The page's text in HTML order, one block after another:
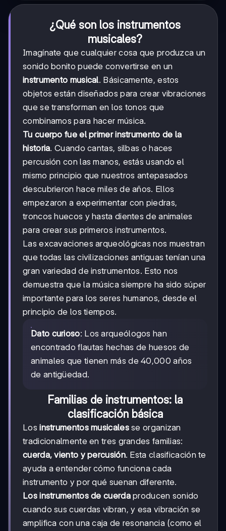
¿Qué son los instrumentos
musicales?
Imagínate que cualquier cosa que produzca un
sonido bonito puede convertirse en un
instrumento musical. Básicamente, estos
objetos están diseñados para crear vibraciones
que se transforman en los tonos que
combinamos para hacer música.
Tu cuerpo fue el primer instrumento de la
historia. Cuando cantas, silbas o haces
percusión con las manos, estás usando el
mismo principio que nuestros antepasados
descubrieron hace miles de años. Ellos
empezaron a experimentar con piedras,
troncos huecos y hasta dientes de animales
para crear sus primeros instrumentos.
Las excavaciones arqueológicas nos muestran
que todas las civilizaciones antiguas tenían una
gran variedad de instrumentos. Esto nos
demuestra que la música siempre ha sido súper
importante para los seres humanos, desde el
principio de los tiempos.
Dato curioso: Los arqueólogos han
encontrado flautas hechas de huesos de
animales que tienen más de 40,000 años
de antigüedad.
Familias de instrumentos: la
clasificación básica
Losinstrumentos musicalesse organizan
tradicionalmente en tres grandes familias:
cuerda, viento y percusión. Esta clasificación te
ayuda a entender cómo funciona cada
instrumento y por qué suenan diferente.
Los instrumentos de cuerdaproducen sonido
cuando sus cuerdas vibran, y esa vibración se
amplifica con una caja de resonancia (como el